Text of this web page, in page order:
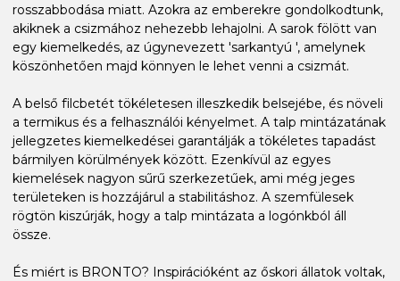
rosszabbodása miatt. Azokra az emberekre gondolkodtunk,
akiknek a csizmához nehezebb lehajolni. A sarok fölött van
egy kiemelkedés, az úgynevezett 'sarkantyú ', amelynek
köszönhetően majd könnyen le lehet venni a csizmát.
A belső filcbetét tökéletesen illeszkedik belsejébe, és növeli
a termikus és a felhasználói kényelmet. A talp mintázatának
jellegzetes kiemelkedései garantálják a tökéletes tapadást
bármilyen körülmények között. Ezenkívül az egyes
kiemelések nagyon sűrű szerkezetűek, ami még jeges
területeken is hozzájárul a stabilitáshoz. A szemfülesek
rögtön kiszúrják, hogy a talp mintázata a logónkból áll
össze.
És miért is BRONTO? Inspirációként az őskori állatok voltak,